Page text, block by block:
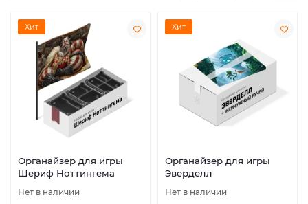
Хит
Органайзер для игры
Шериф Ноттингема
Нет в наличии
Хит
Органайзер для игры
Эверделл
Нет в наличии